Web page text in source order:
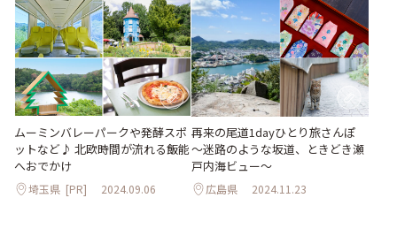
ムーミンバレーパークや発酵スポ
ットなど♪ 北欧時間が流れる飯能
へおでかけ
埼玉県 [PR] 2024.09.06
再来の尾道1dayひとり旅さんぽ
～迷路のような坂道、ときどき瀬
戸内海ビュー～
広島県 2024.11.23